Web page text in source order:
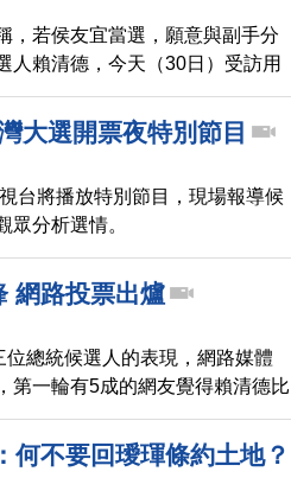
36.6％領先，侯趙配33.8％緊追
柯吳配則是以22.
，若侯友宜當選，願意與副手分
人賴清德，今天（30日）受訪用
大選開票夜特別節目
台將播放特別節目，現場報導候
眾分析選情。
網路投票出爐
總統候選人的表現，網路媒體
第一輪有5成的網友覺得賴清德比
宜只有3%；第二輪的表現，則是
7傾向賴清德，侯友宜為2%。
前為止，有4成6的網友覺得柯文
何不要回璦琿條約土地？